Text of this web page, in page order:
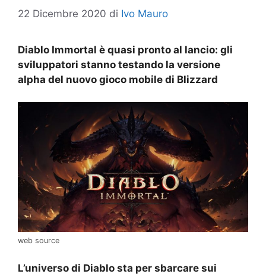
22 Dicembre 2020 di Ivo Mauro
Diablo Immortal è quasi pronto al lancio: gli
sviluppatori stanno testando la versione
alpha del nuovo gioco mobile di Blizzard
web source
L’universo di Diablo sta per sbarcare sui